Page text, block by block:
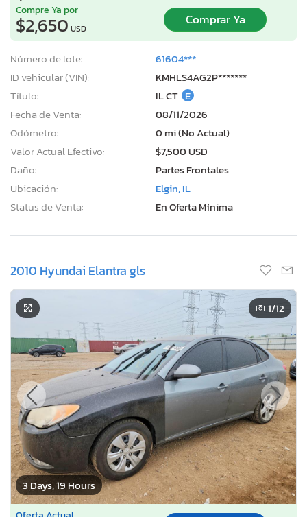
Compre Ya por
$2,650 USD
Comprar Ya
Número de lote:
61604***
ID vehicular (VIN):
KMHLS4AG2P*******
Título:
IL CT E
Fecha de Venta:
08/11/2026
Odómetro:
0 mi (No Actual)
Valor Actual Efectivo:
$7,500 USD
Daño:
Partes Frontales
Ubicación:
Elgin, IL
Status de Venta:
En Oferta Mínima
2010 Hyundai Elantra gls
3 Days, 19 Hours
1/12